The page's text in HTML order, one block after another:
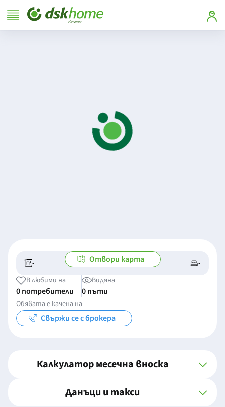
- -/- -
Отвори карта
В любими на
0 потребители
Видяна
0 пъти
Обявата е качена на
Свържи се с брокера
Калкулатор месечна вноска
Данъци и такси